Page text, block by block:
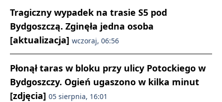
Tragiczny wypadek na trasie S5 pod
Bydgoszczą. Zginęła jedna osoba
[aktualizacja] wczoraj, 06:56
Płonął taras w bloku przy ulicy Potockiego w
Bydgoszczy. Ogień ugaszono w kilka minut
[zdjęcia] 05 sierpnia, 16:01